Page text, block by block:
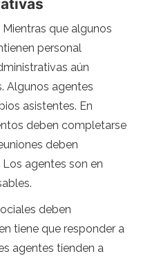
que algunos
personal
aún
Algunos agentes
asistentes. En
deben completarse
deben
agentes son en
deben
tiene que responder a
agentes tienden a